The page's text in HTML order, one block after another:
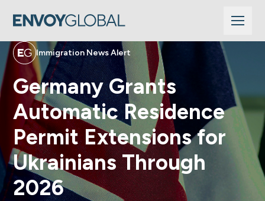
Immigration News Alert
Germany Grants
Automatic Residence
Permit Extensions for
Ukrainians Through
2026